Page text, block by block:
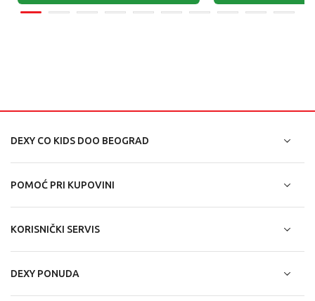
DEXY CO KIDS DOO BEOGRAD
POMOĆ PRI KUPOVINI
KORISNIČKI SERVIS
DEXY PONUDA